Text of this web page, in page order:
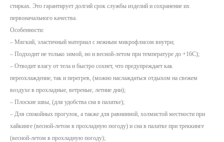
стирках. Это гарантирует долгий срок службы изделий и сохранение их
первоначального качества.
Особенности:
– Мягкий, эластичный материал с нежным микрофлисом внутри;
– Подходит не только зимой, но и весной-летом при температуре до +16С);
– Отводит влагу от тела и быстро сохнет, что предупреждает как
переохлаждение, так и перегрев, (можно наслаждаться отдыхом на свежем
воздухе в прохладные, ветреные, летние дни);
– Плоские швы, (для удобства сна в палатке);
– Для спокойных прогулок, а также для равнинной, холмистой местности при
хайкинге (весной-летом в прохладную погоду) и сна в палатке при треккинге
(весной-летом в прохладную погоду);